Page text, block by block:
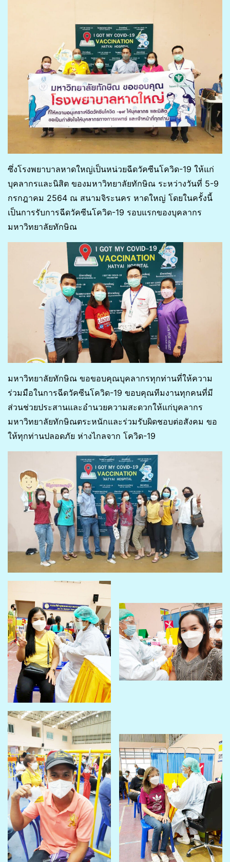
ซึ่งโรงพยาบาลหาดใหญ่เป็นหน่วยฉีดวัคซีนโควิด-19 ให้แก่
บุคลากรและนิสิต ของมหาวิทยาลัยทักษิณ ระหว่างวันที่ 5-9
กรกฎาคม 2564 ณ สนามจิระนคร หาดใหญ่ โดยในครั้งนี้
เป็นการรับการฉีดวัคซีนโควิด-19 รอบแรกของบุคลากร
มหาวิทยาลัยทักษิณ
มหาวิทยาลัยทักษิณ ขอขอบคุณบุคลากรทุกท่านที่ให้ความ
ร่วมมือในการฉีดวัคซีนโควิด-19 ขอบคุณทีมงานทุกคนที่มี
ส่วนช่วยประสานและอำนวยความสะดวกให้แก่บุคลากร
มหาวิทยาลัยทักษิณตระหนักและร่วมรับผิดชอบต่อสังคม ขอ
ให้ทุกท่านปลอดภัย ห่างไกลจาก โควิด-19